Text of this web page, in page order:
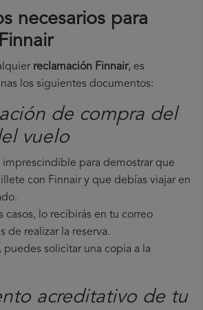
necesarios para
reclamación Finnair, es
los siguientes documentos:
de compra del
vuelo
imprescindible para demostrar que
con Finnair y que debías viajar en
casos, lo recibirás en tu correo
de realizar la reserva.
puedes solicitar una copia a la
acreditativo de tu